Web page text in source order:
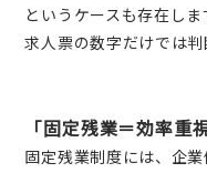
というケースも存在しま
求人票の数字だけでは判
「固定残業＝効率重
固定残業制度には、企業